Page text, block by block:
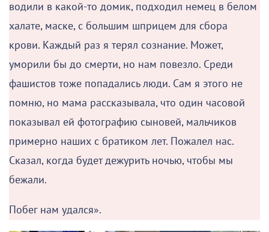
водили в какой-то домик, подходил немец в белом
халате, маске, с большим шприцем для сбора
крови. Каждый раз я терял сознание. Может,
уморили бы до смерти, но нам повезло. Среди
фашистов тоже попадались люди. Сам я этого не
помню, но мама рассказывала, что один часовой
показывал ей фотографию сыновей, мальчиков
примерно наших с братиком лет. Пожалел нас.
Сказал, когда будет дежурить ночью, чтобы мы
бежали.
Побег нам удался».